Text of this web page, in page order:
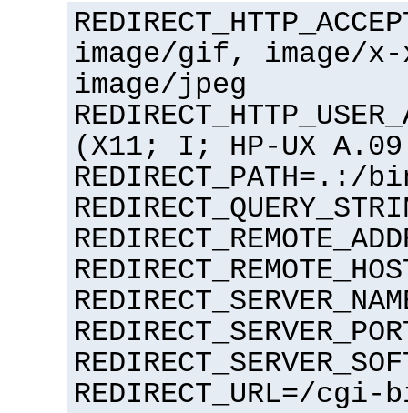
image/gif, image/x-
image/jpeg
(X11; I; HP-UX
REDIRECT_URL=/